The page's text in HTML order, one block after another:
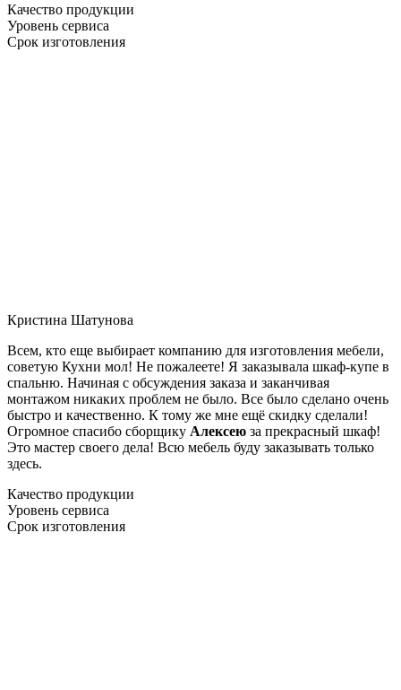
Качество продукции
Уровень сервиса
Срок изготовления
Кристина Шатунова
Всем, кто еще выбирает компанию для изготовления мебели,
советую Кухни мол! Не пожалеете! Я заказывала шкаф-купе в
спальню. Начиная с обсуждения заказа и заканчивая
монтажом никаких проблем не было. Все было сделано очень
быстро и качественно. К тому же мне ещё скидку сделали!
Огромное спасибо сборщику Алексею за прекрасный шкаф!
Это мастер своего дела! Всю мебель буду заказывать только
здесь.
Качество продукции
Уровень сервиса
Срок изготовления